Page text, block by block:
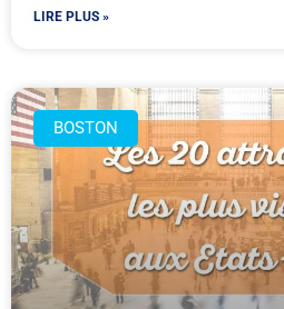
LIRE PLUS »
BOSTON